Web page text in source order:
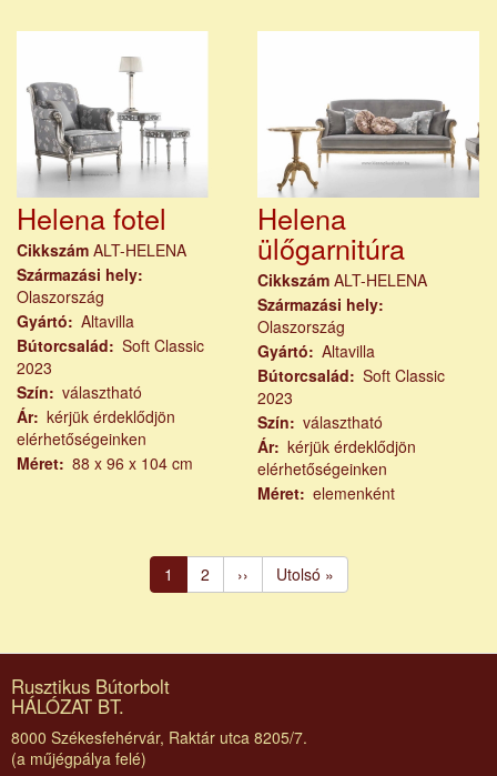
Helena fotel
Cikkszám ALT-HELENA
Származási hely
Olaszország
Gyártó
Altavilla
Bútorcsalád
Soft Classic
2023
Szín
választható
Ár kérjük érdeklődjön
elérhetőségeinken
Méret 88 x 96 x 104 cm
Helena
ülőgarnitúra
Cikkszám ALT-HELENA
Származási hely
Olaszország
Gyártó
Altavilla
Bútorcsalád
Soft Classic
2023
Szín
választható
Ár
kérjük érdeklődjön
elérhetőségeinken
Méret
elemenként
Oldalszámozás
Jelenlegi
oldal
1 Page
2
Következő
oldal
››
Utolsó
oldal
Utolsó »
Rusztikus Bútorbolt
HÁLÓZAT BT.
8000 Székesfehérvár, Raktár utca 8205/7.
(a műjégpálya felé)